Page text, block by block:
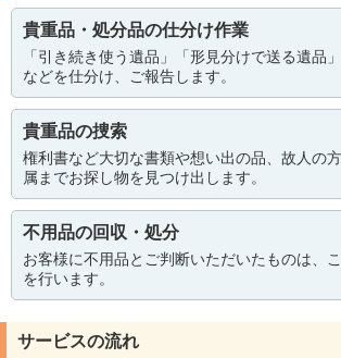
貴重品・処分品の仕分け作業
「引き続き使う遺品」「形見分けで送る遺品
などを仕分け、ご報告します。
貴重品の捜索
権利書など大切な書類や想い出の品、故人の
属までお探し物を見つけ出します。
不用品の回収・処分
お客様に不用品とご判断いただいたものは、
を行います。
サービスの流れ